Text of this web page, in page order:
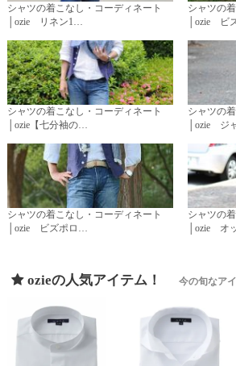
シャツの着こなし・コーディネート
│ozie リネン1…
シャツの
│ozie ビ
シャツの着こなし・コーディネート
│ozie【七分袖の…
シャツの
│ozie ジ
シャツの着こなし・コーディネート
│ozie ビズポロ…
シャツの
│ozie オ
ozieの人気アイテム！ 今の旬なア